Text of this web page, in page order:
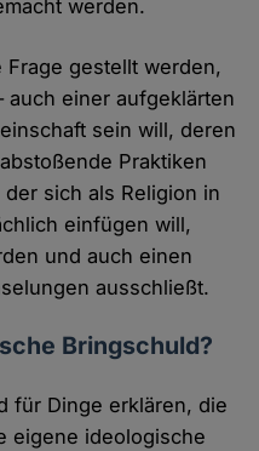
werden.
gestellt werden,
auch einer aufgeklärten
sein will, deren
Praktiken
sich als Religion in
einfügen will,
und auch einen
ausschließt.
Bringschuld?
für Dinge erklären, die
eigene ideologische